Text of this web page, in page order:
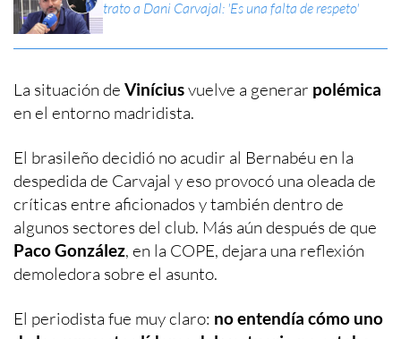
trato a Dani Carvajal: 'Es una falta de respeto'
La situación de Viníciusvuelve a generar polémica
en el entorno madridista.
El brasileño decidió no acudir al Bernabéu en la
despedida de Carvajal y eso provocó una oleada de
críticas entre aficionados y también dentro de
algunos sectores del club. Más aún después de que
Paco González, en la COPE, dejara una reflexión
demoledora sobre el asunto.
El periodista fue muy claro: no entendía cómo uno